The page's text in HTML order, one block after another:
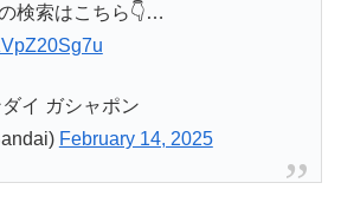
検索はこちら👇…
イ ガシャポン
February 14, 2025